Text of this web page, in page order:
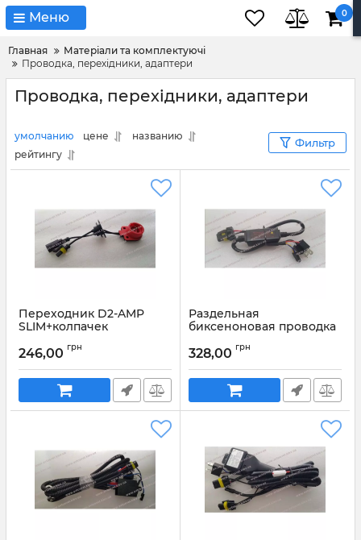
Меню 0
Главная
Матеріали та комплектуючі
Проводка, перехідники, адаптери
Проводка, перехідники, адаптери
умолчанию цене
названию
рейтингу
Фильтр
Переходник D2-AMP
SLIM+колпачек
246,00 грн
Раздельная
биксеноновая проводка
Артикул: 1291
328,00 грн